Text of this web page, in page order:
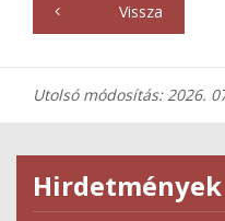
Vissza
Utolsó módosítás: 2026.
Hirdetmények